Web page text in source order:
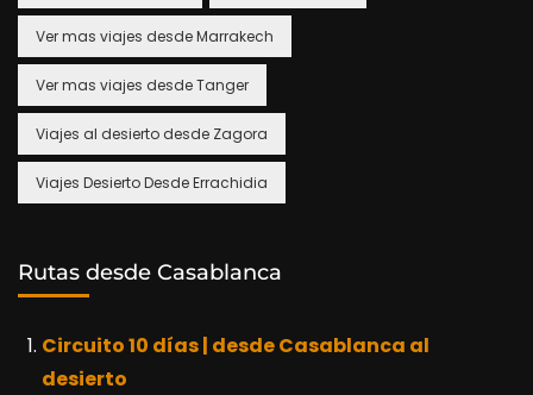
Ver mas viajes desde Marrakech
Ver mas viajes desde Tanger
Viajes al desierto desde Zagora
Viajes Desierto Desde Errachidia
Rutas desde Casablanca
Circuito 10 días | desde Casablanca al
desierto